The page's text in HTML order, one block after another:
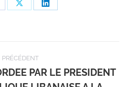
PartagerPartager
PRÉCÉDENT
PAR LE PRESIDENT